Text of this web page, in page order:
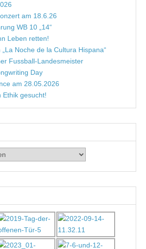
am 18.6.26
WB 10 „14“
Leben retten!
Noche de la Cultura Hispana“
Fussball-Landesmeister
Day
am 28.05.2026
Ethik gesucht!